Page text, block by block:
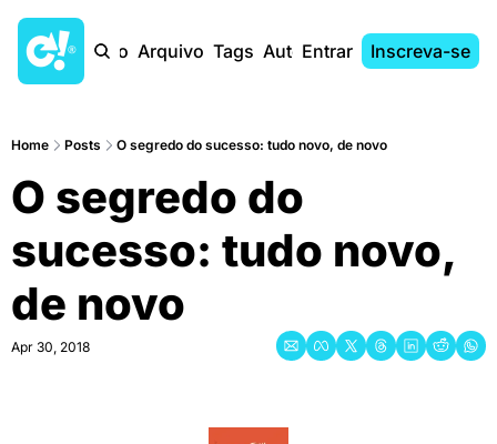
Início Arquivo Tags AutoresEntrar Inscreva-se
Home Posts O segredo do sucesso: tudo novo, de novo
O segredo do
sucesso: tudo novo,
de novo
Apr 30, 2018